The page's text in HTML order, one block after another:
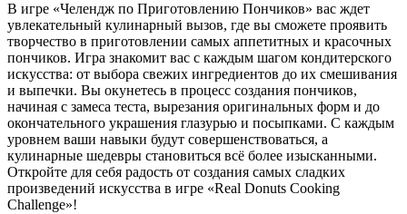
В игре «Челендж по Приготовлению Пончиков» вас ждет
увлекательный кулинарный вызов, где вы сможете проявить
творчество в приготовлении самых аппетитных и красочных
пончиков. Игра знакомит вас с каждым шагом кондитерского
искусства: от выбора свежих ингредиентов до их смешивания
и выпечки. Вы окунетесь в процесс создания пончиков,
начиная с замеса теста, вырезания оригинальных форм и до
окончательного украшения глазурью и посыпками. С каждым
уровнем ваши навыки будут совершенствоваться, а
кулинарные шедевры становиться всё более изысканными.
Откройте для себя радость от создания самых сладких
произведений искусства в игре «Real Donuts Cooking
Challenge»!